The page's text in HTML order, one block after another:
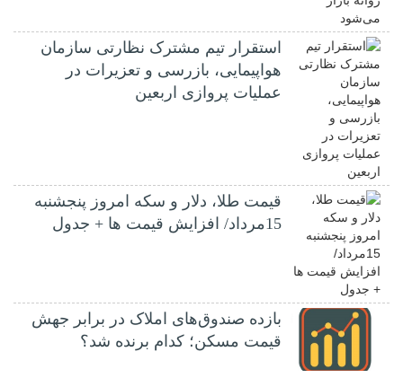
استقرار تیم مشترک نظارتی سازمان
هواپیمایی، بازرسی و تعزیرات در
عملیات پروازی اربعین
قیمت طلا، دلار و سکه امروز پنجشنبه
15مرداد/ افزایش قیمت ها + جدول
بازده صندوق‌های املاک در برابر جهش
قیمت مسکن؛ کدام برنده شد؟